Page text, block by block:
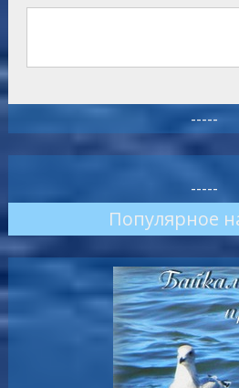
-----
-----
Популярное